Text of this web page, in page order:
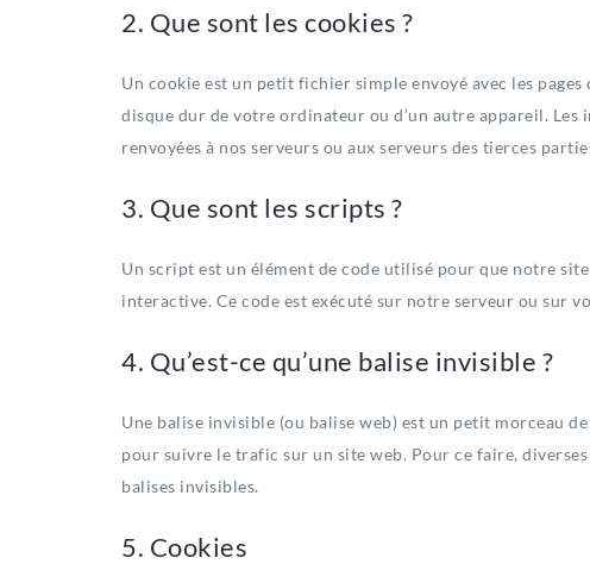
2. Que sont les cookies ?
Un cookie est un petit fichier simple envoyé avec les
disque dur de votre ordinateur ou d’un autre appareil.
renvoyées à nos serveurs ou aux serveurs des tierces
3. Que sont les scripts ?
Un script est un élément de code utilisé pour que notre
interactive. Ce code est exécuté sur notre serveur ou sur
4. Qu’est-ce qu’une balise invisible ?
Une balise invisible (ou balise web) est un petit morceau
pour suivre le trafic sur un site web. Pour ce faire,
balises invisibles.
5. Cookies